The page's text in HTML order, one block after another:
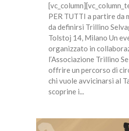
PER TUTTI a partire da
da definirsi Trillino
Tolstoj 14, Milano Un
organizzato in
l’Associazione Trillino
offrire un percorso di
chi vuole avvicinarsi al
scoprine i...